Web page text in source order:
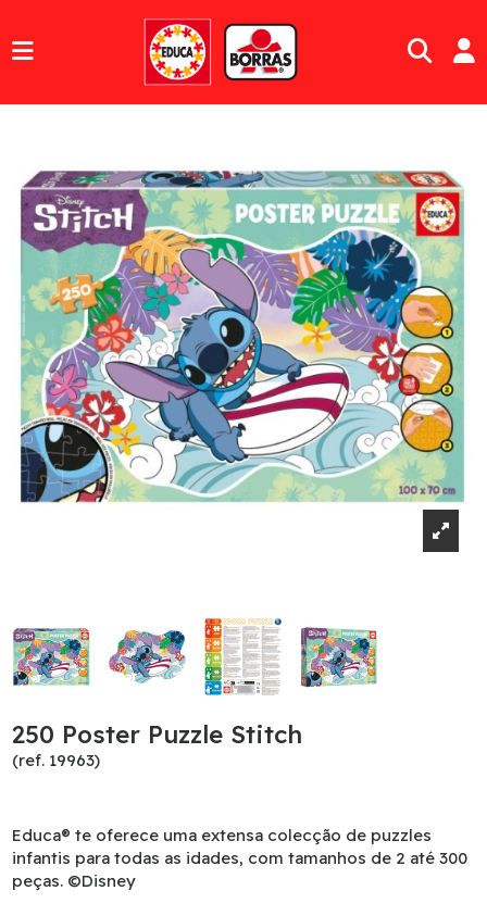
250 Poster Puzzle Stitch
(ref. 19963)
Educa® te oferece uma extensa colecção de puzzles
infantis para todas as idades, com tamanhos de 2 até 300
peças. ©Disney